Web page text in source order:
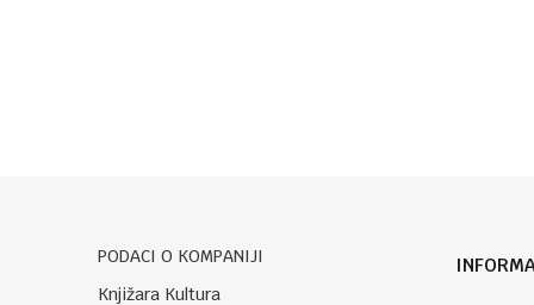
PODACI O KOMPANIJI
Knjižara Kultura